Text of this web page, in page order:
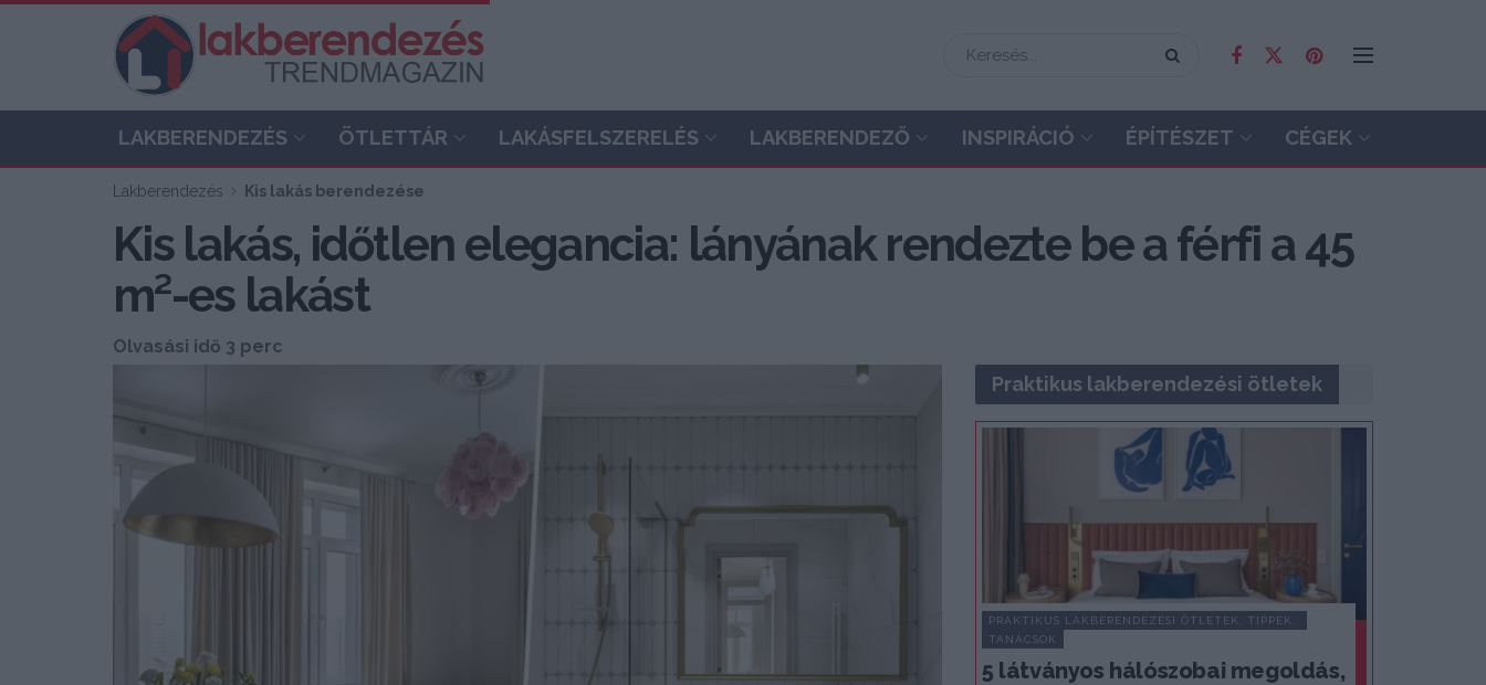
LAKBERENDEZÉS ÖTLETTÁR LAKÁSFELSZERELÉS LAKBERENDEZŐ INSPIRÁCIÓ ÉPÍTÉSZET CÉGEK
Lakberendezés Kis lakás berendezése
Kis lakás, időtlen elegancia: lányának rendezte be a férfi a 45
m²-es lakást
Olvasási idő 3 perc
Praktikus lakberendezési ötletek
PRAKTIKUS LAKBERENDEZÉSI ÖTLETEK, TIPPEK,
TANÁCSOK
5 látványos hálószobai megoldás,